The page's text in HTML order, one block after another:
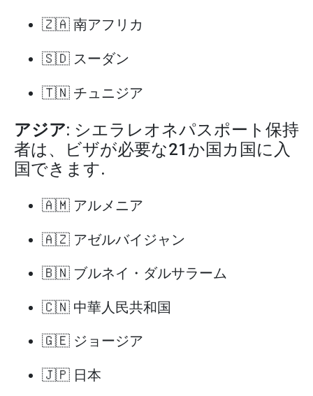
🇿🇦 南アフリカ
🇸🇩 スーダン
🇹🇳 チュニジア
アジア: シエラレオネパスポート保持
者は、ビザが必要な21か国カ国に入
国できます.
🇦🇲 アルメニア
🇦🇿 アゼルバイジャン
🇧🇳 ブルネイ・ダルサラーム
🇨🇳 中華人民共和国
🇬🇪 ジョージア
🇯🇵 日本